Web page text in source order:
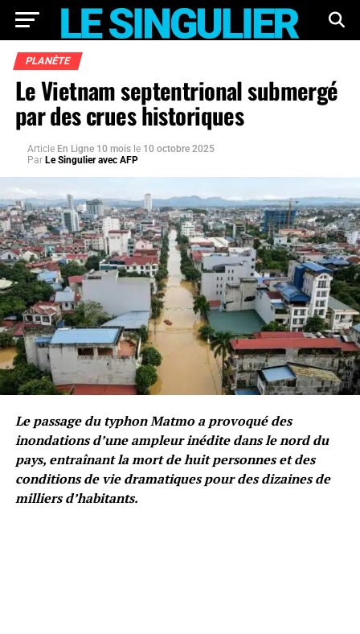
PLANÈTE
Le Vietnam septentrional submergé
par des crues historiques
Article En Ligne 10 mois le 10 octobre 2025
Par Le Singulier avec AFP
Le passage du typhon Matmo a provoqué des
inondations d’une ampleur inédite dans le nord du
pays, entraînant la mort de huit personnes et des
conditions de vie dramatiques pour des dizaines de
milliers d’habitants.